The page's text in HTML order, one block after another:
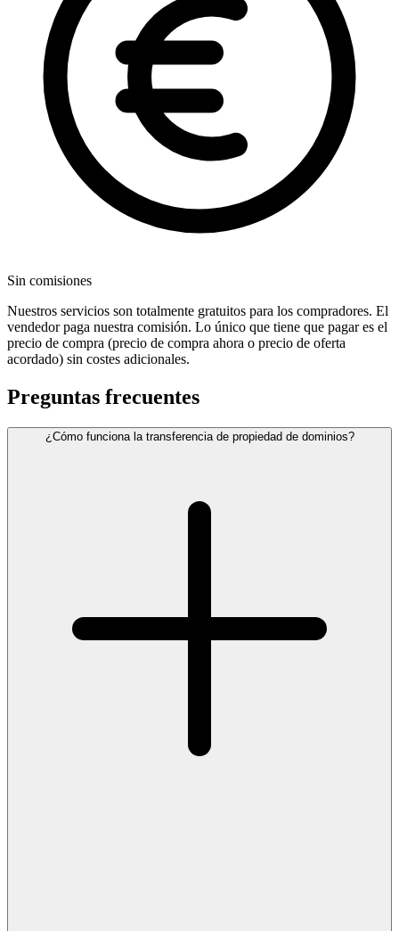
Sin comisiones
Nuestros servicios son totalmente gratuitos para los compradores. El
vendedor paga nuestra comisión. Lo único que tiene que pagar es el
precio de compra (precio de compra ahora o precio de oferta
acordado) sin costes adicionales.
Preguntas frecuentes
¿Cómo funciona la transferencia de propiedad de dominios?